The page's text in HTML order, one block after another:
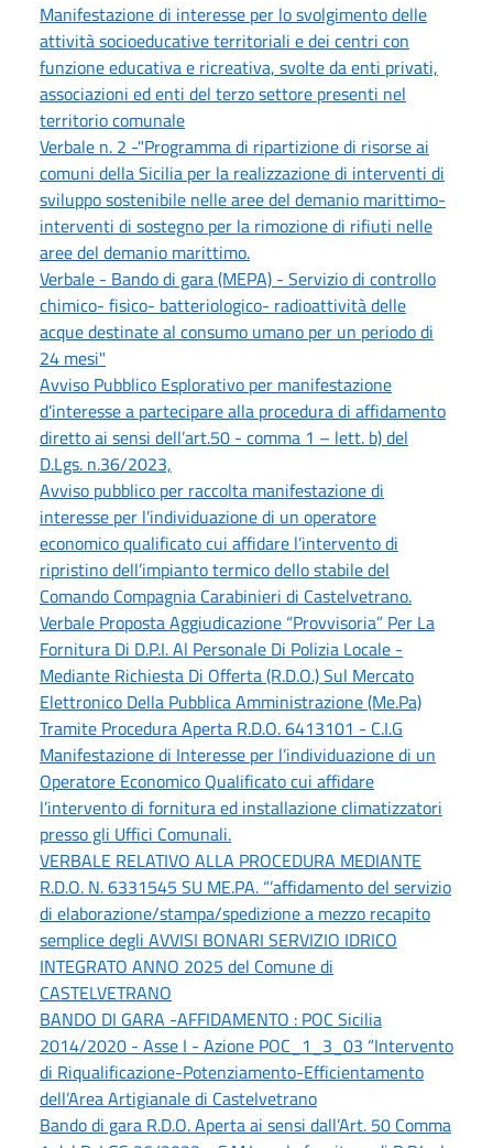
Manifestazione di interesse per lo svolgimento delle
attività socioeducative territoriali e dei centri con
funzione educativa e ricreativa, svolte da enti privati,
associazioni ed enti del terzo settore presenti nel
territorio comunale
Verbale n. 2 -"Programma di ripartizione di risorse ai
comuni della Sicilia per la realizzazione di interventi di
sviluppo sostenibile nelle aree del demanio marittimo-
interventi di sostegno per la rimozione di rifiuti nelle
aree del demanio marittimo.
Verbale - Bando di gara (MEPA) - Servizio di controllo
chimico- fisico- batteriologico- radioattività delle
acque destinate al consumo umano per un periodo di
24 mesi"
Avviso Pubblico Esplorativo per manifestazione
d’interesse a partecipare alla procedura di affidamento
diretto ai sensi dell’art.50 - comma 1 – lett. b) del
D.Lgs. n.36/2023,
Avviso pubblico per raccolta manifestazione di
interesse per l’individuazione di un operatore
economico qualificato cui affidare l’intervento di
ripristino dell’impianto termico dello stabile del
Comando Compagnia Carabinieri di Castelvetrano.
Verbale Proposta Aggiudicazione “Provvisoria” Per La
Fornitura Di D.P.I. Al Personale Di Polizia Locale -
Mediante Richiesta Di Offerta (R.D.O.) Sul Mercato
Elettronico Della Pubblica Amministrazione (Me.Pa)
Tramite Procedura Aperta R.D.O. 6413101 - C.I.G
Manifestazione di Interesse per l’individuazione di un
Operatore Economico Qualificato cui affidare
l’intervento di fornitura ed installazione climatizzatori
presso gli Uffici Comunali.
VERBALE RELATIVO ALLA PROCEDURA MEDIANTE
R.D.O. N. 6331545 SU ME.PA. “’affidamento del servizio
di elaborazione/stampa/spedizione a mezzo recapito
semplice degli AVVISI BONARI SERVIZIO IDRICO
INTEGRATO ANNO 2025 del Comune di
CASTELVETRANO
BANDO DI GARA -AFFIDAMENTO : POC Sicilia
2014/2020 - Asse I - Azione POC_1_3_03 “Intervento
di Riqualificazione-Potenziamento-Efficientamento
dell’Area Artigianale di Castelvetrano
Bando di gara R.D.O. Aperta ai sensi dall’Art. 50 Comma